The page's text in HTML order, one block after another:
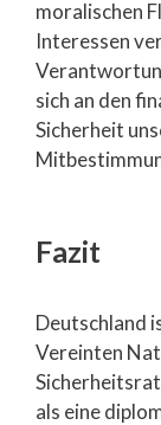
moralischen
Interessen
sich an den
Sicherheit
Fazit
Deutschland
Vereinten
als eine